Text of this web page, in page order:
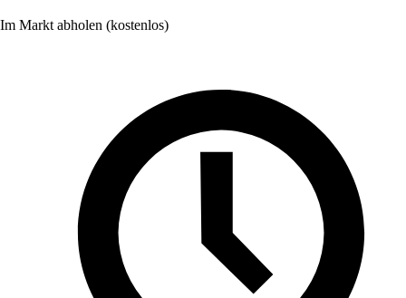
Im Markt abholen (kostenlos)